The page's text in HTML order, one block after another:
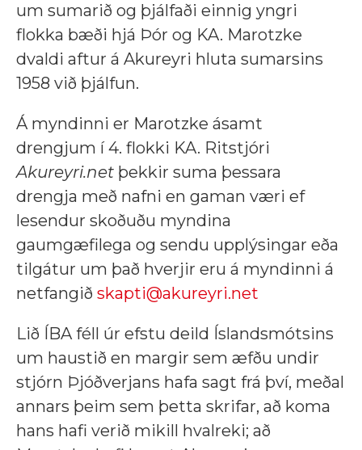
um sumarið og þjálfaði einnig yngri
flokka bæði hjá Þór og KA. Marotzke
dvaldi aftur á Akureyri hluta sumarsins
1958 við þjálfun.
Á myndinni er Marotzke ásamt
drengjum í 4. flokki KA. Ritstjóri
Akureyri.net þekkir suma þessara
drengja með nafni en gaman væri ef
lesendur skoðuðu myndina
gaumgæfilega og sendu upplýsingar eða
tilgátur um það hverjir eru á myndinni á
netfangið skapti@akureyri.net
Lið ÍBA féll úr efstu deild Íslandsmótsins
um haustið en margir sem æfðu undir
stjórn Þjóðverjans hafa sagt frá því, meðal
annars þeim sem þetta skrifar, að koma
hans hafi verið mikill hvalreki; að